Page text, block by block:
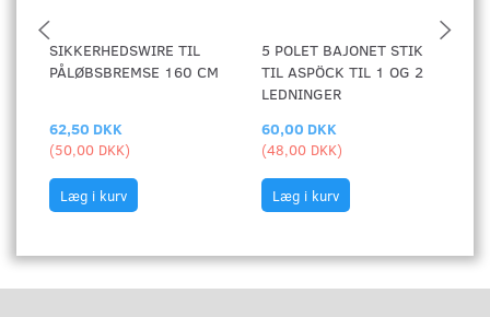
SIKKERHEDSWIRE TIL
PÅLØBSBREMSE 160 CM
62,50 DKK
(50,00 DKK)
Læg i kurv
5 POLET BAJONET STIK
TIL ASPÖCK TIL 1 OG 2
LEDNINGER
60,00 DKK
(48,00 DKK)
Læg i kurv